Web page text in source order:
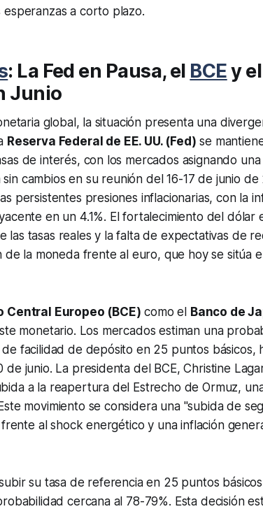
esperanzas a corto plazo.
: La Fed en Pausa, el BCEy el
Junio
global, la situación presenta una
Reserva Federal de EE. UU. (Fed) se
de interés, con los mercados asignando
cambios en su reunión del 16-17 de junio de
persistentes presiones inflacionarias, con la
en un 4.1%. El fortalecimiento del dólar
las tasas reales y la falta de expectativas de
de la moneda frente al euro, que hoy se sitúa
Central Europeo (BCE) como el
Banco de
monetario. Los mercados estiman una
facilidad de depósito en 25 puntos básicos,
de junio. La presidenta del BCE, Christine
a la reapertura del Estrecho de Ormuz,
movimiento se considera una "subida de
al shock energético y una inflación
su tasa de referencia en 25 puntos
cercana al 78-79%. Esta decisión